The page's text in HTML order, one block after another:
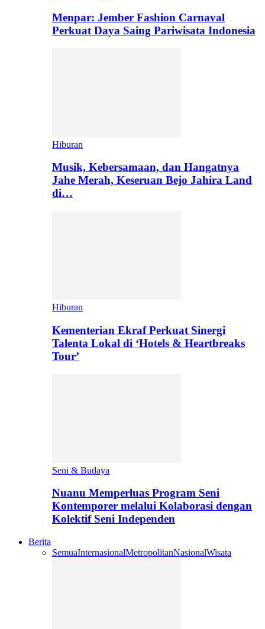
Menpar: Jember Fashion Carnaval
Perkuat Daya Saing Pariwisata Indonesia
Hiburan
Musik, Kebersamaan, dan Hangatnya
Jahe Merah, Keseruan Bejo Jahira Land
di…
Hiburan
Kementerian Ekraf Perkuat Sinergi
Talenta Lokal di ‘Hotels & Heartbreaks
Tour’
Seni & Budaya
Nuanu Memperluas Program Seni
Kontemporer melalui Kolaborasi dengan
Kolektif Seni Independen
Berita
SemuaInternasionalMetropolitanNasionalWisata